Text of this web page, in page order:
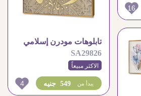
16
تابلوهات مودرن إسلامي
SA29826
الاكثر مبيعاً
549 جنيه يبدأ من 4